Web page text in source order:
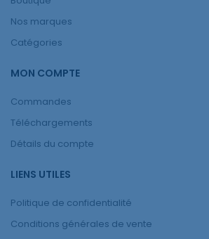
Nos marques
Catégories
MON COMPTE
Commandes
Téléchargements
Détails du compte
LIENS UTILES
Politique de confidentialité
Conditions générales de vente